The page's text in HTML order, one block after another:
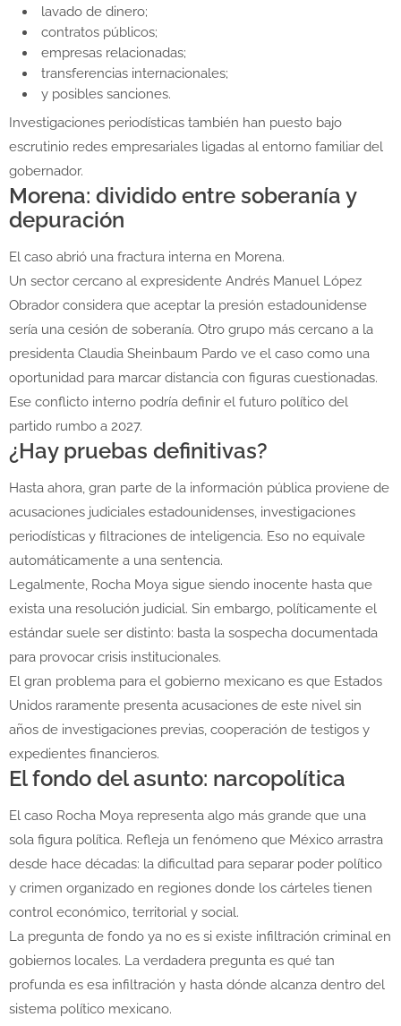
lavado de dinero;
contratos públicos;
empresas relacionadas;
transferencias internacionales;
y posibles sanciones.
Investigaciones periodísticas también han puesto bajo
escrutinio redes empresariales ligadas al entorno familiar del
gobernador.
Morena: dividido entre soberanía y
depuración
El caso abrió una fractura interna en Morena.
Un sector cercano al expresidente Andrés Manuel López
Obrador considera que aceptar la presión estadounidense
sería una cesión de soberanía. Otro grupo más cercano a la
presidenta Claudia Sheinbaum Pardo ve el caso como una
oportunidad para marcar distancia con figuras cuestionadas.
Ese conflicto interno podría definir el futuro político del
partido rumbo a 2027.
¿Hay pruebas definitivas?
Hasta ahora, gran parte de la información pública proviene de
acusaciones judiciales estadounidenses, investigaciones
periodísticas y filtraciones de inteligencia. Eso no equivale
automáticamente a una sentencia.
Legalmente, Rocha Moya sigue siendo inocente hasta que
exista una resolución judicial. Sin embargo, políticamente el
estándar suele ser distinto: basta la sospecha documentada
para provocar crisis institucionales.
El gran problema para el gobierno mexicano es que Estados
Unidos raramente presenta acusaciones de este nivel sin
años de investigaciones previas, cooperación de testigos y
expedientes financieros.
El fondo del asunto: narcopolítica
El caso Rocha Moya representa algo más grande que una
sola figura política. Refleja un fenómeno que México arrastra
desde hace décadas: la dificultad para separar poder político
y crimen organizado en regiones donde los cárteles tienen
control económico, territorial y social.
La pregunta de fondo ya no es si existe infiltración criminal en
gobiernos locales. La verdadera pregunta es qué tan
profunda es esa infiltración y hasta dónde alcanza dentro del
sistema político mexicano.